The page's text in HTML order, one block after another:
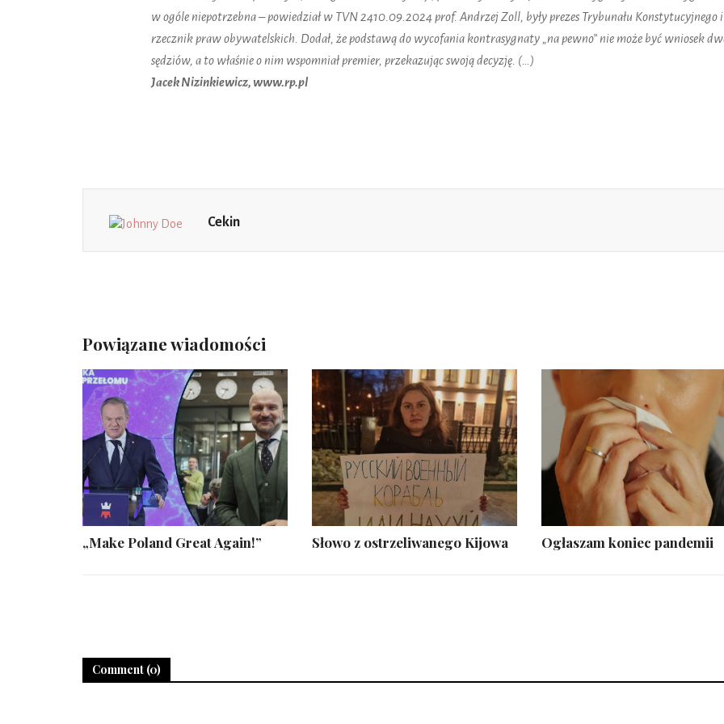
w ogóle niepotrzebna – powiedział w TVN 2410.09.2024 prof. Andrzej Zoll, były prezes Trybunału Konstytucyjnego i
rzecznik praw obywatelskich. Dodał, że podstawą do wycofania kontrasygnaty „na pewno” nie może być wniosek
sędziów, a to właśnie o nim wspomniał premier, przekazując swoją decyzję. (…)
Jacek Nizinkiewicz, www.rp.pl
Cekin
Powiązane wiadomości
„Make Poland Great Again!” Słowo z ostrzeliwanego Kijowa Ogłaszam koniec pandemii
Comment (0)